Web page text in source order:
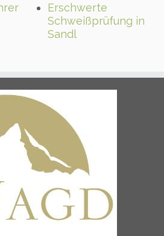
Erschwerte
Schweißprüfung in
Sandl